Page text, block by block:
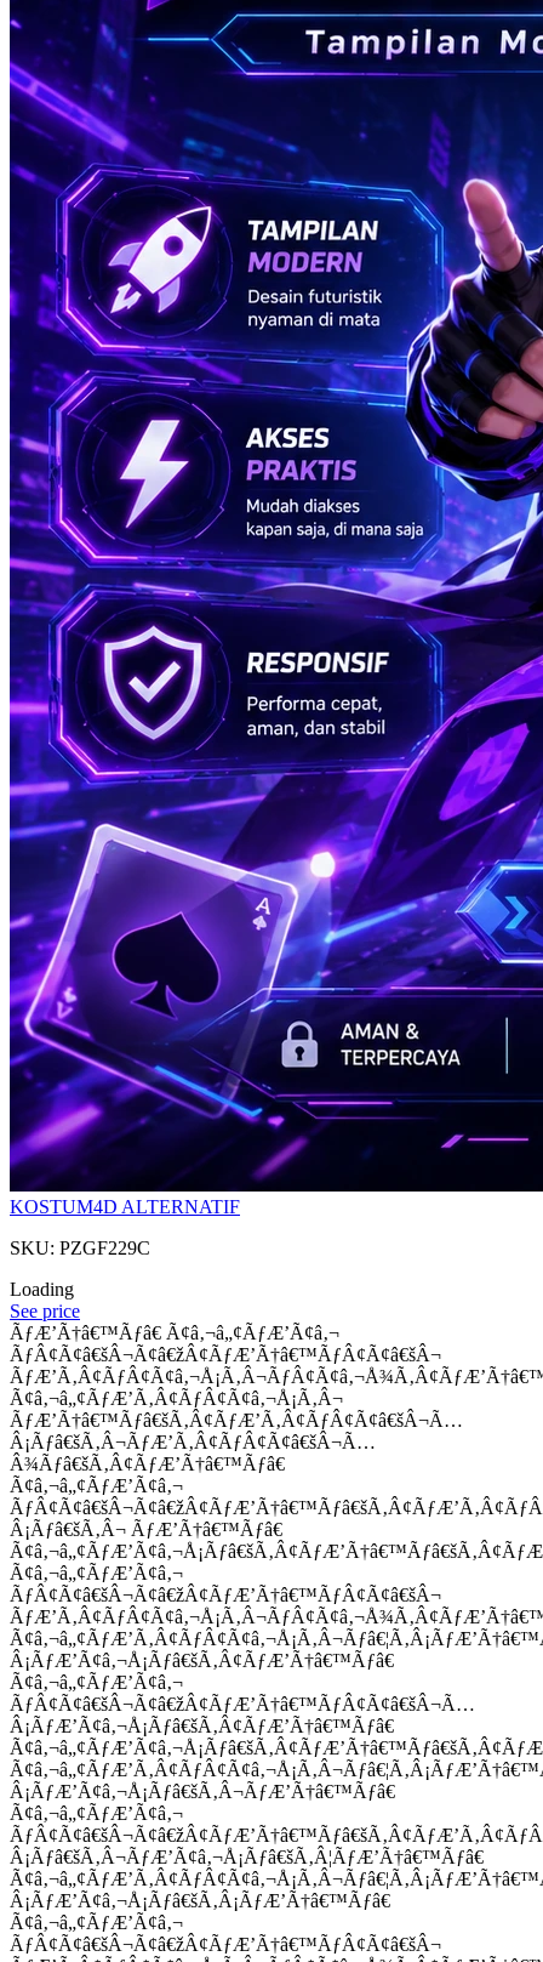
KOSTUM4D ALTERNATIF
SKU: PZGF229C
Loading
See price
ÃƒÆ’Ã†â€™Ãƒâ€ Ã¢â‚¬â„¢ÃƒÆ’Ã¢â‚¬
ÃƒÂ¢Ã¢â€šÂ¬Ã¢â€žÂ¢ÃƒÆ’Ã†â€™ÃƒÂ¢Ã¢â€šÂ¬
Ã¢â‚¬â„¢ÃƒÆ’Ã‚Â¢ÃƒÂ¢Ã¢â‚¬Å¡Ã‚Â¬
ÃƒÆ’Ã†â€™Ãƒâ€šÃ‚Â¢ÃƒÆ’Ã‚Â¢ÃƒÂ¢Ã¢â€šÂ¬Ã…
Â¡Ãƒâ€šÃ‚Â¬ÃƒÆ’Ã‚Â¢ÃƒÂ¢Ã¢â€šÂ¬Ã…
Â¾Ãƒâ€šÃ‚Â¢ÃƒÆ’Ã†â€™Ãƒâ€
Ã¢â‚¬â„¢ÃƒÆ’Ã¢â‚¬
Â¡Ãƒâ€šÃ‚Â¬ ÃƒÆ’Ã†â€™Ãƒâ€
Ã¢â‚¬â„¢ÃƒÆ’Ã¢â‚¬
ÃƒÂ¢Ã¢â€šÂ¬Ã¢â€žÂ¢ÃƒÆ’Ã†â€™ÃƒÂ¢Ã¢â€šÂ¬
Â¡ÃƒÆ’Ã¢â‚¬Å¡Ãƒâ€šÃ‚Â¢ÃƒÆ’Ã†â€™Ãƒâ€
Ã¢â‚¬â„¢ÃƒÆ’Ã¢â‚¬
ÃƒÂ¢Ã¢â€šÂ¬Ã¢â€žÂ¢ÃƒÆ’Ã†â€™ÃƒÂ¢Ã¢â€šÂ¬Ã…
Â¡ÃƒÆ’Ã¢â‚¬Å¡Ãƒâ€šÃ‚Â¢ÃƒÆ’Ã†â€™Ãƒâ€
Â¡ÃƒÆ’Ã¢â‚¬Å¡Ãƒâ€šÃ‚Â¬ÃƒÆ’Ã†â€™Ãƒâ€
Ã¢â‚¬â„¢ÃƒÆ’Ã¢â‚¬
Â¡Ãƒâ€šÃ‚Â¬ÃƒÆ’Ã¢â‚¬Å¡Ãƒâ€šÃ‚Â¦ÃƒÆ’Ã†â€™Ãƒâ€
Â¡ÃƒÆ’Ã¢â‚¬Å¡Ãƒâ€šÃ‚Â¡ÃƒÆ’Ã†â€™Ãƒâ€
Ã¢â‚¬â„¢ÃƒÆ’Ã¢â‚¬
ÃƒÂ¢Ã¢â€šÂ¬Ã¢â€žÂ¢ÃƒÆ’Ã†â€™ÃƒÂ¢Ã¢â€šÂ¬